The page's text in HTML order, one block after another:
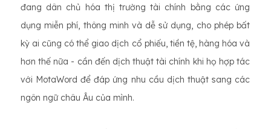
đang dân chủ hóa thị trường tài chính bằng các ứng
dụng miễn phí, thông minh và dễ sử dụng, cho phép bất
kỳ ai cũng có thể giao dịch cổ phiếu, tiền tệ, hàng hóa và
hơn thế nữa - cần đến dịch thuật tài chính khi họ hợp tác
với MotaWord để đáp ứng nhu cầu dịch thuật sang các
ngôn ngữ châu Âu của mình.